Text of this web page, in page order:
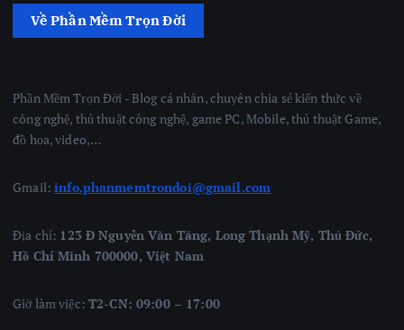
Về Phần Mềm Trọn Đời
Phần Mềm Trọn Đời - Blog cá nhân, chuyên chia sẻ kiến thức về
công nghệ, thủ thuật công nghệ, game PC, Mobile, thủ thuật Game,
đồ họa, video,…
Gmail:info.phanmemtrondoi@gmail.com
Địa chỉ: 123 Đ Nguyễn Văn Tăng, Long Thạnh Mỹ, Thủ Đức,
Hồ Chí Minh 700000, Việt Nam
Giờ làm việc:T2-CN: 09:00 – 17:00